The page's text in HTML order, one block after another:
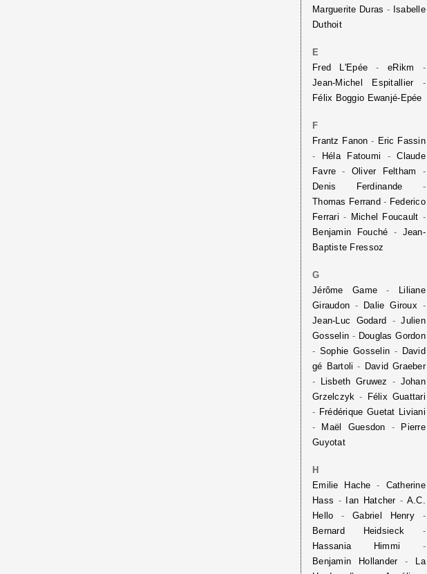
Marguerite Duras - Isabelle
Duthoit
E
Fred L'Epée -eRikm -
Jean-Michel Espitallier-
Félix Boggio Ewanjé-Epée
F
Frantz Fanon - Eric Fassin
- Héla Fatoumi -Claude
Favre - Oliver Feltham
-
Denis Ferdinande -
Thomas Ferrand - Federico
Ferrari - Michel Foucault -
Benjamin Fouché - Jean-
Baptiste Fressoz
G
Jérôme Game -
Liliane
Giraudon - Dalie Giroux -
Jean-Luc Godard -Julien
Gosselin - Douglas Gordon
- Sophie Gosselin - David
gé Bartoli - David Graeber
-
Lisbeth Gruwez - Johan
Grzelczyk -
Félix Guattari
- Frédérique Guetat Liviani
-
Maël Guesdon -
Pierre
Guyotat
H
Emilie Hache - Catherine
Hass - Ian Hatcher- A.C.
Hello -Gabriel Henry -
Bernard Heidsieck -
Hassania Himmi -
Benjamin Hollander-
La